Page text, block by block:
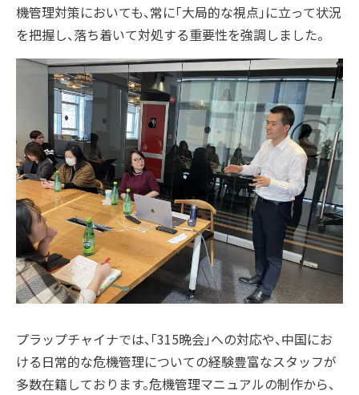
機管理対策においても、常に「大局的な視点」に立って状況
を把握し、落ち着いて対処する重要性を強調しました。
プラップチャイナでは、「315晩会」への対応や、中国にお
ける日常的な危機管理についての経験豊富なスタッフが
多数在籍しております。危機管理マニュアルの制作から、